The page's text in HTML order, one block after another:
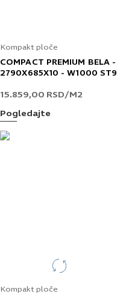
Kompakt ploče
COMPACT PREMIUM BELA -
2790X685X10 - W1000 ST9
15.859,00 RSD/M2
Pogledajte
Kompakt ploče